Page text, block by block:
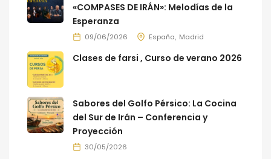
«COMPASES DE IRÁN»: Melodías de la
Esperanza
09/06/2026 España Madrid
Clases de farsi , Curso de verano 2026
Sabores del Golfo Pérsico: La Cocina
del Sur de Irán – Conferencia y
Proyección
30/05/2026